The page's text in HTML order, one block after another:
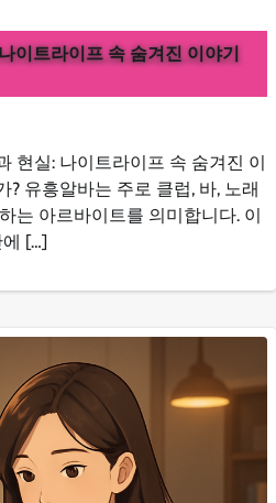
이트라이프 속 숨겨진 이야기
현실: 나이트라이프 속 숨겨진 이
? 유흥알바는 주로 클럽, 바, 노래
는 아르바이트를 의미합니다. 이
에 […]